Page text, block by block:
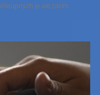
je ale zatím